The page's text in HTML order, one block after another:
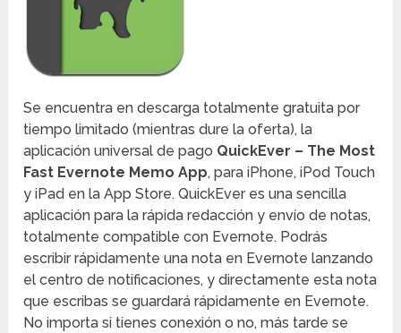
Se encuentra en descarga totalmente gratuita por
tiempo limitado (mientras dure la oferta), la
aplicación universal de pago QuickEver – The Most
Fast Evernote Memo App, para iPhone, iPod Touch
y iPad en la App Store. QuickEver es una sencilla
aplicación para la rápida redacción y envío de notas,
totalmente compatible con Evernote. Podrás
escribir rápidamente una nota en Evernote lanzando
el centro de notificaciones, y directamente esta nota
que escribas se guardará rápidamente en Evernote.
No importa si tienes conexión o no, más tarde se